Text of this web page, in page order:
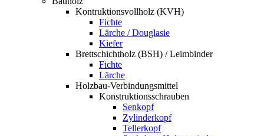
Kontruktionsvollholz (KVH)
Fichte
Lärche / Douglasie
Kiefer
Brettschichtholz (BSH) / Leimbinder
Fichte
Lärche
Holzbau-Verbindungsmittel
Konstruktionsschrauben
Senkopf
Zylinderkopf
Tellerkopf